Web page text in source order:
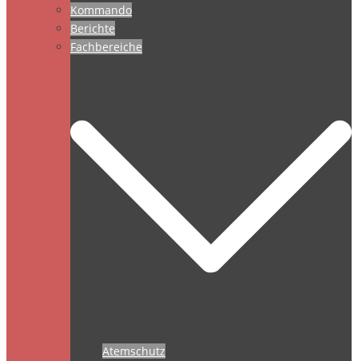
Kommando
Berichte
Fachbereiche
Atemschutz